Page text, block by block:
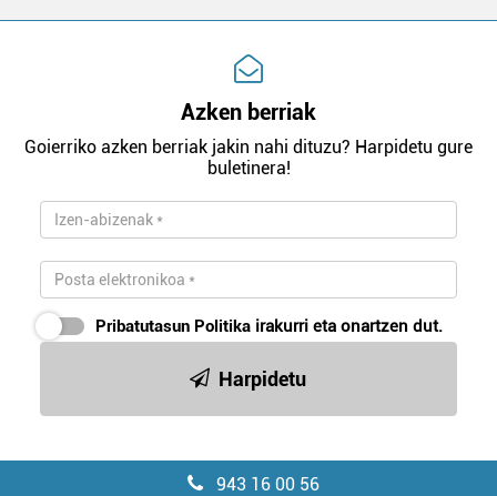
Azken berriak
Goierriko azken berriak jakin nahi dituzu? Harpidetu gure
buletinera!
Pribatutasun Politika irakurri eta onartzen dut.
Harpidetu
943 16 00 56